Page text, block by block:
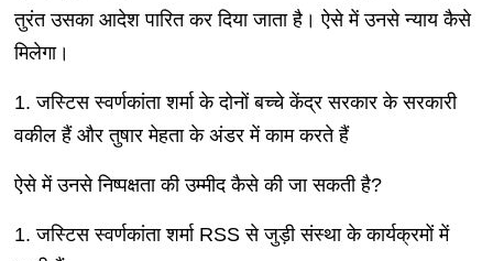
तुरंत उसका आदेश पारित कर दिया जाता है। ऐसे में उनसे न्याय कैसे
मिलेगा।
1. जस्टिस स्वर्णकांता शर्मा के दोनों बच्चे केंद्र सरकार के सरकारी
वकील हैं और तुषार मेहता के अंडर में काम करते हैं
ऐसे में उनसे निष्पक्षता की उम्मीद कैसे की जा सकती है?
1. जस्टिस स्वर्णकांता शर्मा RSS से जुड़ी संस्था के कार्यक्रमों में